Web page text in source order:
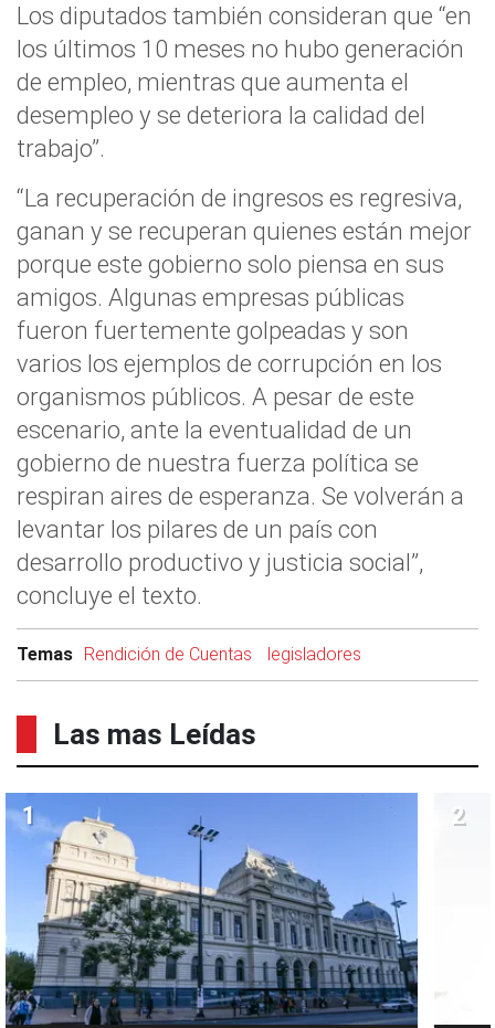
Los diputados también consideran que “en
los últimos 10 meses no hubo generación
de empleo, mientras que aumenta el
desempleo y se deteriora la calidad del
trabajo”.
“La recuperación de ingresos es regresiva,
ganan y se recuperan quienes están mejor
porque este gobierno solo piensa en sus
amigos. Algunas empresas públicas
fueron fuertemente golpeadas y son
varios los ejemplos de corrupción en los
organismos públicos. A pesar de este
escenario, ante la eventualidad de un
gobierno de nuestra fuerza política se
respiran aires de esperanza. Se volverán a
levantar los pilares de un país con
desarrollo productivo y justicia social”,
concluye el texto.
Temas Rendición de Cuentas legisladores
Las mas Leídas